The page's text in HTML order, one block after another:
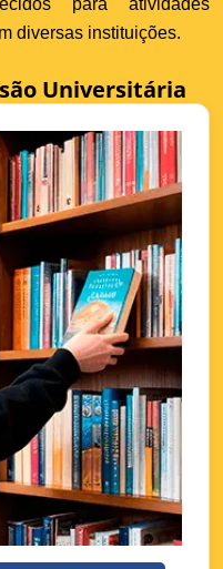
para atividades
diversas instituições.
Universitária